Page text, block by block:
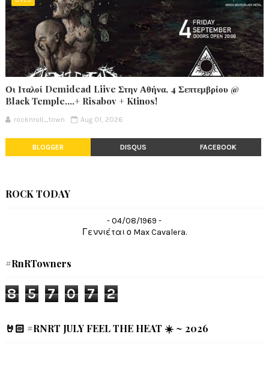
Οι Ιταλοί Demidead Liive Στην Αθήνα, 4 Σεπτεμβρίου @
Black Temple….+ Risabov + Ktinos!
rocknroll_town Aug 01, 2026
BLOGGER DISQUS FACEBOOK
ROCK TODAY
- 04/08/1969 -
Γεννιέται ο Max Cavalera.
#RnRTowners
8 5 7 0 7 2
🤘🏻 #RNRT JULY FEEL THE HEAT ☀️ ~ 2026